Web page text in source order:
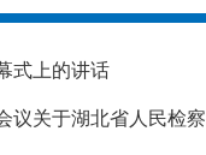
式上的讲话
议关于湖北省人民检